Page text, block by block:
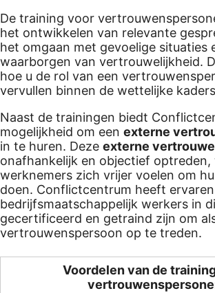
De training voor
het ontwikkelen van relevante
het omgaan met gevoelige situaties
waarborgen van vertrouwelijkheid.
hoe u de rol van een
vervullen binnen de wettelijke
Naast de trainingen biedt
mogelijkheid om een externe
in te huren. Deze externe
onafhankelijk en objectief optreden,
werknemers zich vrijer voelen om
doen. Conflictcentrum heeft ervaren
bedrijfsmaatschappelijk werkers in
gecertificeerd en getraind zijn om
vertrouwenspersoon op te treden.
Voordelen van de